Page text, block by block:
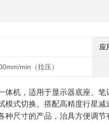
应
min（拉压）
体机，适用于显示器底座、
模式切换。搭配高精度行星
尺寸的产品，治具方便调节